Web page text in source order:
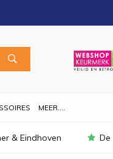
MEER....
& Eindhoven De